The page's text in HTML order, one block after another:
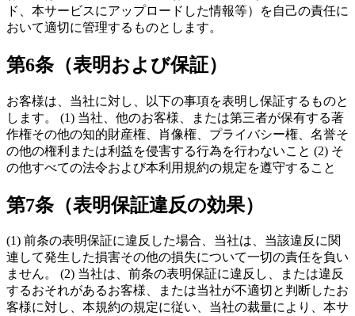
ド、本サービスにアップロードした情報等）を自己の責任に
おいて適切に管理するものとします。
第6条（表明および保証）
お客様は、当社に対し、以下の事項を表明し保証するものと
します。 (1) 当社、他のお客様、または第三者が保有する著
作権その他の知的財産権、肖像権、プライバシー権、名誉そ
の他の権利または利益を侵害する行為を行わないこと (2) そ
の他すべての法令および本利用規約の規定を遵守すること
第7条（表明保証違反の効果）
(1) 前条の表明保証に違反した場合、当社は、当該違反に関
連して発生した損害その他の損失について一切の責任を負い
ません。 (2) 当社は、前条の表明保証に違反し、または違反
するおそれがあるお客様、または当社が不適切と判断したお
客様に対し、本規約の規定に従い、当社の裁量により、本サ